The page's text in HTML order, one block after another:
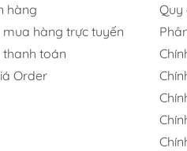
hàng
hàng trực tuyến
toán
Order
Quy